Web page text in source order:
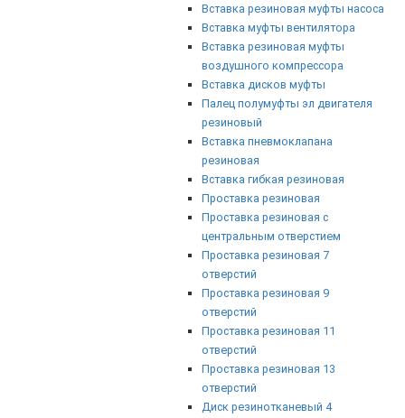
Вставка резиновая муфты насоса
Вставка муфты вентилятора
Вставка резиновая муфты
воздушного компрессора
Вставка дисков муфты
Палец полумуфты эл двигателя
резиновый
Вставка пневмоклапана
резиновая
Вставка гибкая резиновая
Проставка резиновая
Проставка резиновая с
центральным отверстием
Проставка резиновая 7
отверстий
Проставка резиновая 9
отверстий
Проставка резиновая 11
отверстий
Проставка резиновая 13
отверстий
Диск резинотканевый 4